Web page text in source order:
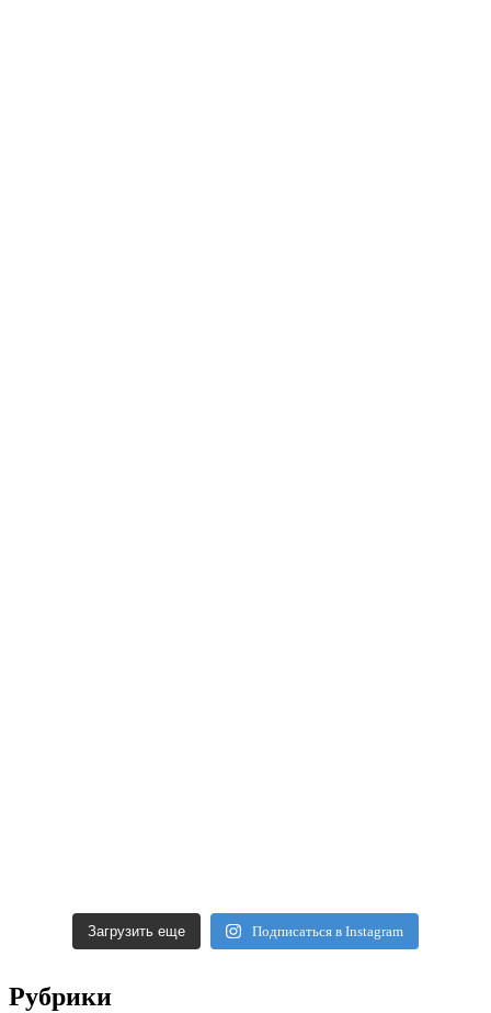
Загрузить еще Подписаться в Instagram
Рубрики